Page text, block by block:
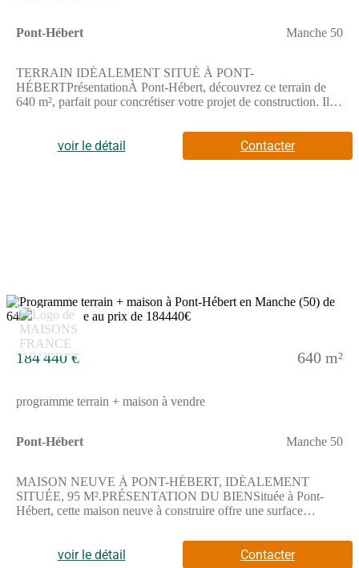
Pont-Hébert Manche 50
TERRAIN IDÉALEMENT SITUÉ À PONT-
HÉBERTPrésentationÀ Pont-Hébert, découvrez ce terrain de
640 m², parfait pour concrétiser votre projet de construction. Il
envies.EnvironnementSitué dans un quartier résidentiel calme,
ce terrain bénéficie d'un cadre agréable. Les gares de Pont-
Hébert, Saint-Lô et Lison sont facilement accessibles (entre 1,6
voir le détail Contacter
8
184 440 € 640 m²
programme terrain + maison à vendre
Pont-Hébert Manche 50
MAISON NEUVE À PONT-HÉBERT, IDÉALEMENT
SITUÉE, 95 M².PRÉSENTATION DU BIENSituée à Pont-
Hébert, cette maison neuve à construire offre une surface
résidentiel calme et agréable.Cette maison de plain-pied
comprend trois chambres, une cuisine et deux salles de bains,
voir le détail Contacter